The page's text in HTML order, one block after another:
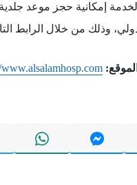
إمكانية حجز موعد
وذلك من خلال الرابط